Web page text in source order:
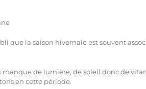
que la saison hivernale est souvent
manque de lumière, de soleil donc de
en cette période.